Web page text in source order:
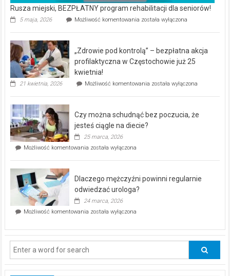
Rusza miejski, BEZPŁATNY program rehabilitacji dla seniorów!
5 maja, 2026 Możliwość komentowania Rusza
rehabilitacji
dla
została wyłączona
„Zdrowie pod kontrolą” – bezpłatna akcja
profilaktyczna w Częstochowie już 25
kwietnia!
21 kwietnia, 2026 Możliwość komentowania „Zdrowie
bezpłatna
została wyłączona
Czy można schudnąć bez poczucia, że
jesteś ciągle na diecie?
25 marca, 2026
Możliwość komentowania Czy
poczucia,
że
ciągle
na
została wyłączona
Dlaczego mężczyźni powinni regularnie
odwiedzać urologa?
24 marca, 2026
Możliwość komentowania Dlaczego
regularnie
została wyłączona